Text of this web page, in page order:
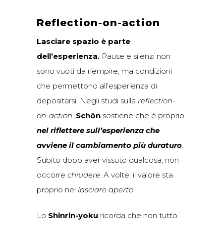
Reflection-on-action
Lasciare spazio è parte
dell’esperienza. Pause e silenzi non
sono vuoti da riempire, ma condizioni
che permettono all’esperienza di
depositarsi. Negli studi sulla reflection-
on-action, Schön sostiene che è proprio
nel riflettere sull’esperienza che
avviene il cambiamento più duraturo.
Subito dopo aver vissuto qualcosa, non
occorre chiudere. A volte, il valore sta
proprio nel lasciare aperto.
Lo Shinrin-yoku ricorda che non tutto